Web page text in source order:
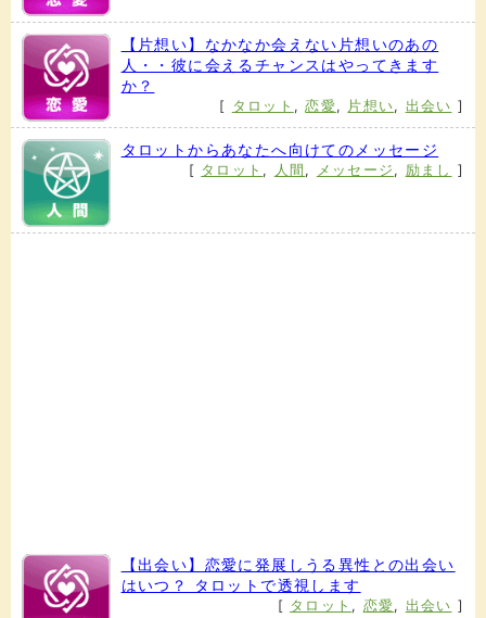
【片想い】なかなか会えない片想いのあの
人・・彼に会えるチャンスはやってきます
か？
[ タロット ,恋愛, 片想い, 出会い ]
タロットからあなたへ向けてのメッセージ
[ タロット , 人間 , メッセージ , 励まし ]
【出会い】恋愛に発展しうる異性との出会い
はいつ？ タロットで透視します
[ タロット , 恋愛, 出会い ]